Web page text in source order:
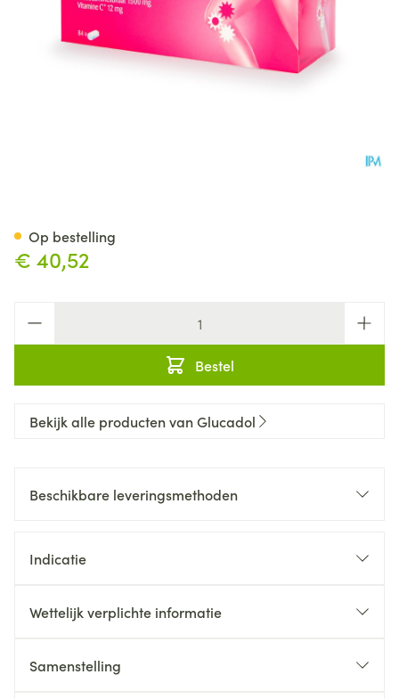
€ 40,52
Bestel
Op bestelling
Bekijk alle producten van Glucadol
Beschikbare leveringsmethoden
Indicatie
Wettelijk verplichte informatie
Samenstelling